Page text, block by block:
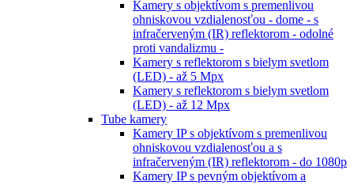
Kamery s objektívom s premenlivou
ohniskovou vzdialenosťou - dome - s
infračerveným (IR) reflektorom - odolné
proti vandalizmu -
Kamery s reflektorom s bielym svetlom
(LED) - až 5 Mpx
Kamery s reflektorom s bielym svetlom
(LED) - až 12 Mpx
Tube kamery
Kamery IP s objektívom s premenlivou
ohniskovou vzdialenosťou a s
infračerveným (IR) reflektorom - do 1080p
Kamery IP s pevným objektívom a